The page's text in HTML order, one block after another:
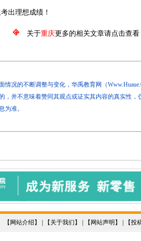
理想成绩！
关于重庆更多的相关文章请点击查看
情况的不断调整与变化，华禹教育网（
，并不意味着赞同其观点或证实其内容的真实性，
为准。
【 网站介绍 】 | 【 关于我们 】 | 【 网站声明 】 | 【投